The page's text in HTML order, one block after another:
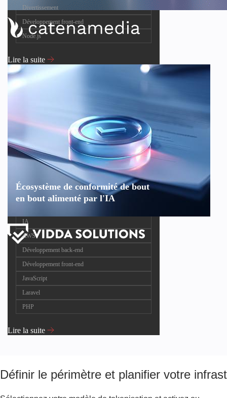
Divertissement
Développement front-end
Node.js
Lire la suite
Écosystème de conformité de bout
en bout alimenté par l'IA
IA
AWS
Développement back-end
Développement front-end
JavaScript
Laravel
PHP
Lire la suite
Définir le périmètre et planifier votre